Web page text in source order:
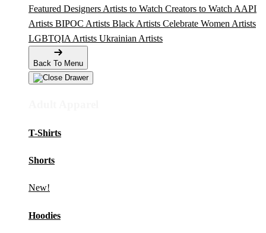
Featured Designers Artists to Watch Creators to Watch AAPI
Artists BIPOC Artists Black Artists Celebrate Women Artists
LGBTQIA Artists Ukrainian Artists
Back To Menu
T-Shirts
Shorts
New!
Hoodies